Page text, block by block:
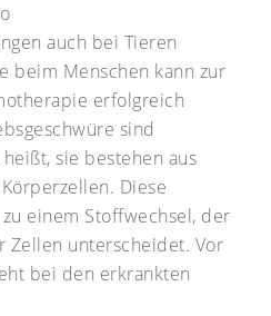
auch bei Tieren
beim Menschen kann zur
erfolgreich
sind
sie bestehen aus
Diese
einem Stoffwechsel, der
Zellen unterscheidet. Vor
bei den erkrankten